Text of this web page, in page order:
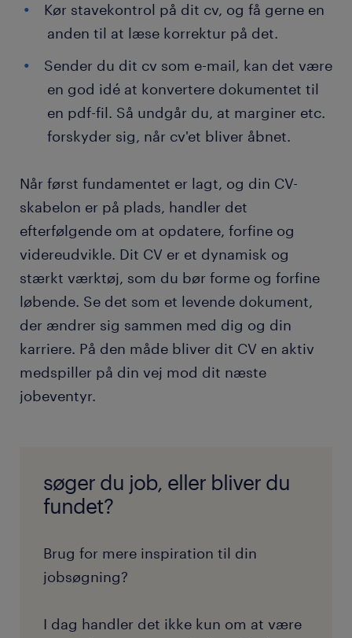
Kør stavekontrol på dit cv, og få gerne en
anden til at læse korrektur på det.
Sender du dit cv som e-mail, kan det være
en god idé at konvertere dokumentet til
en pdf-fil. Så undgår du, at marginer etc.
forskyder sig, når cv'et bliver åbnet.
Når først fundamentet er lagt, og din CV-
skabelon er på plads, handler det
efterfølgende om at opdatere, forfine og
videreudvikle. Dit CV er et dynamisk og
stærkt værktøj, som du bør forme og forfine
løbende. Se det som et levende dokument,
der ændrer sig sammen med dig og din
karriere. På den måde bliver dit CV en aktiv
medspiller på din vej mod dit næste
jobeventyr.
søger du job, eller bliver du
fundet?
Brug for mere inspiration til din
jobsøgning?
I dag handler det ikke kun om at være